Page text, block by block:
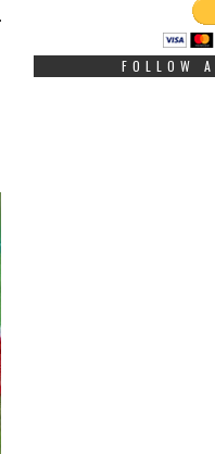
FOLLOW